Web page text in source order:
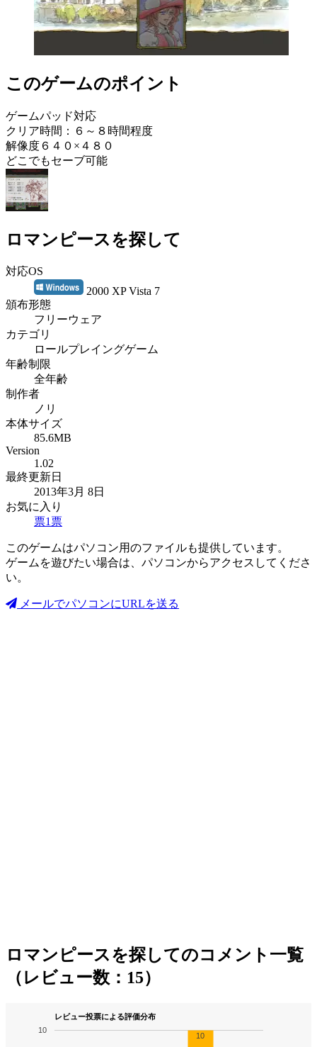
このゲームのポイント
ゲームパッド対応
クリア時間：６～８時間程度
解像度６４０×４８０
どこでもセーブ可能
ロマンピースを探して
対応OS
2000 XP Vista 7
頒布形態
フリーウェア
カテゴリ
ロールプレイングゲーム
年齢制限
全年齢
制作者
ノリ
本体サイズ
85.6MB
Version
1.02
最終更新日
2013年3月 8日
お気に入り
票1票
このゲームはパソコン用のファイルも提供しています。
ゲームを遊びたい場合は、パソコンからアクセスしてくださ
い。
メールでパソコンにURLを送る
ロマンピースを探してのコメント一覧
（レビュー数：15）
レビュー投票による評価分布
10
10